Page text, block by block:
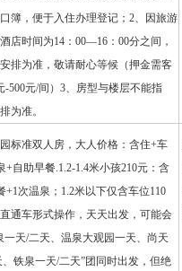
簿，便于入住办理登记；2、因旅游
店时间为14：00—16：00分之间，
排为准，敬请耐心等候（押金需客
-500元/间）3、房型与楼层不能指
为准。
标准双人房，大人价格：含住+车
+自助早餐.1.2-1.4米小孩210元：含
+1次温泉；1.2米以下仅含车位110
通车形式操作，天天出发，可能会
一天/二天、温泉大观园一天、尚天
铁泉一天/二天”团同时出发，但绝